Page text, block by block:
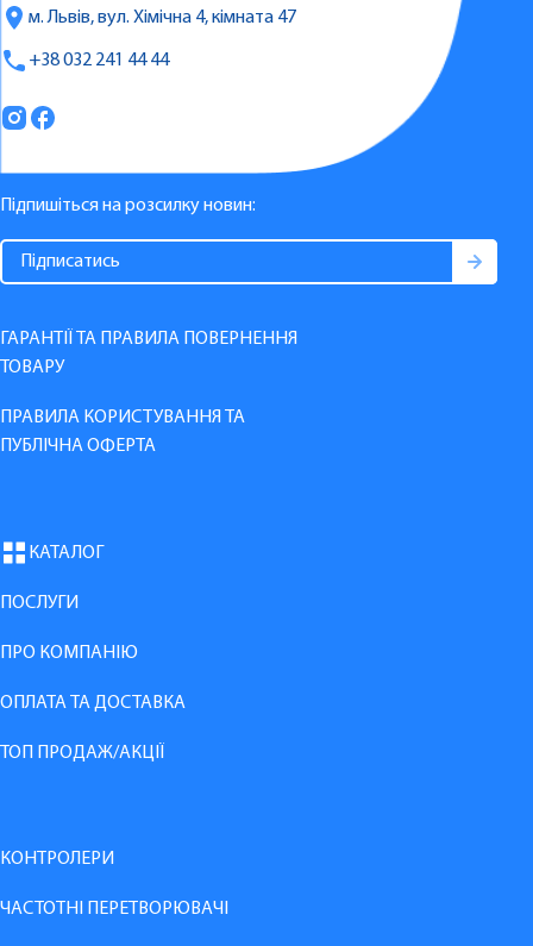
м. Львів, вул. Хімічна 4, кімната 47
+38 032 241 44 44
Підпишіться на розсилку новин:
ГАРАНТІЇ ТА ПРАВИЛА ПОВЕРНЕННЯ
ТОВАРУ
ПРАВИЛА КОРИСТУВАННЯ ТА
ПУБЛІЧНА ОФЕРТА
КАТАЛОГ
ПОСЛУГИ
ПРО КОМПАНІЮ
ОПЛАТА ТА ДОСТАВКА
ТОП ПРОДАЖ/АКЦІЇ
КОНТРОЛЕРИ
ЧАСТОТНІ ПЕРЕТВОРЮВАЧІ